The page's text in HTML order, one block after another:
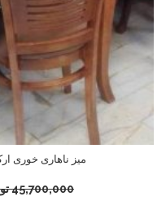
میز ناهاری خوری
45,700,000